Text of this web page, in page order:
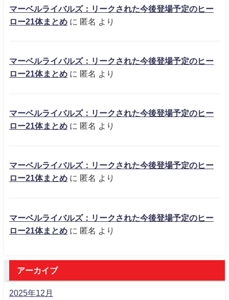
マーベルライバルズ：リークされた今後登場予定のヒー
ロー21体まとめ に 匿名 より
マーベルライバルズ：リークされた今後登場予定のヒー
ロー21体まとめ に 匿名 より
マーベルライバルズ：リークされた今後登場予定のヒー
ロー21体まとめ に 匿名 より
マーベルライバルズ：リークされた今後登場予定のヒー
ロー21体まとめ に 匿名 より
マーベルライバルズ：リークされた今後登場予定のヒー
ロー21体まとめ に 匿名 より
アーカイブ
2025年12月